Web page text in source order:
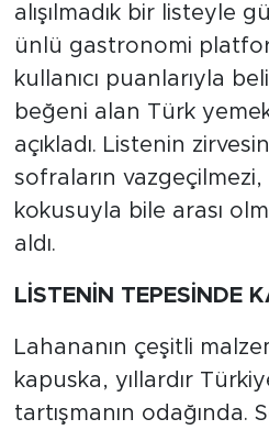
alışılmadık bir listeyle
ünlü gastronomi
kullanıcı puanlarıyla
beğeni alan Türk
açıkladı. Listenin
sofraların vazgeçilmezi,
kokusuyla bile arası
aldı.
LİSTENİN TEPESİNDE
Lahananın çeşitli
kapuska, yıllardır
tartışmanın odağında.